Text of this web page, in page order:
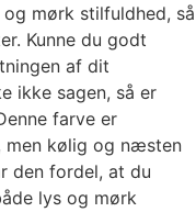
mørk stilfuldhed, så
Kunne du godt
af dit
ikke sagen, så er
farve er
men kølig og næsten
den fordel, at du
lys og mørk